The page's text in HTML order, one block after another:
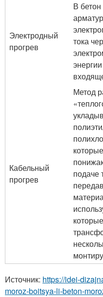
Электродный
прогрев
В
тока
Кабельный
прогрев
Метод
подаче
Источник: https://idei-
moroz-boitsya-li-beton-